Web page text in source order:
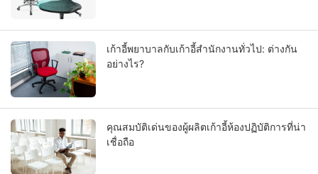
เก้าอี้พยาบาลกับเก้าอี้สำนักงานทั่วไป: ต่างกัน
อย่างไร?
คุณสมบัติเด่นของผู้ผลิตเก้าอี้ห้องปฏิบัติการที่น่า
เชื่อถือ